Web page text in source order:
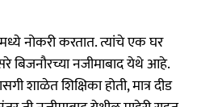
नोकरी करतात. त्यांचे एक घर
बिजनौरच्या नजीमाबाद येथे आहे.
शाळेत शिक्षिका होती, मात्र दीड